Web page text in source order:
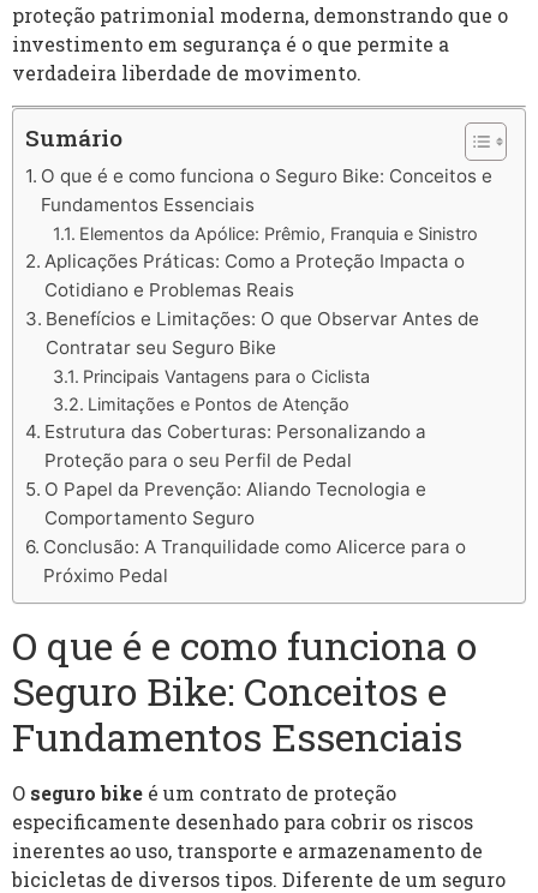
proteção patrimonial moderna, demonstrando que o
investimento em segurança é o que permite a
verdadeira liberdade de movimento.
Sumário
O que é e como funciona o Seguro Bike: Conceitos e
Fundamentos Essenciais
Elementos da Apólice: Prêmio, Franquia e Sinistro
Aplicações Práticas: Como a Proteção Impacta o
Cotidiano e Problemas Reais
Benefícios e Limitações: O que Observar Antes de
Contratar seu Seguro Bike
Principais Vantagens para o Ciclista
Limitações e Pontos de Atenção
Estrutura das Coberturas: Personalizando a
Proteção para o seu Perfil de Pedal
O Papel da Prevenção: Aliando Tecnologia e
Comportamento Seguro
Conclusão: A Tranquilidade como Alicerce para o
Próximo Pedal
O que é e como funciona o
Seguro Bike: Conceitos e
Fundamentos Essenciais
O seguro bike é um contrato de proteção
especificamente desenhado para cobrir os riscos
inerentes ao uso, transporte e armazenamento de
bicicletas de diversos tipos. Diferente de um seguro